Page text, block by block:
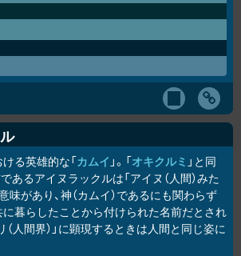
ル
る英雄的な「カムイ 」。「オキクルミ 」と同
あるアイヌラックルは「アイヌ（人間）みた
味があり、神（カムイ）であるにも関わらず
暮らしたことから付けられた名前だとされ
（人間界）」に顕現するときは人間と同じ姿に